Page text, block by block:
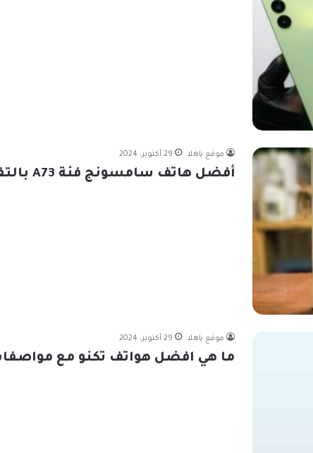
موقع ياهلا 29 أكتوبر، 2024
أفضل هاتف سامسونج فئة A73 بالتفصيل
موقع ياهلا 29 أكتوبر، 2024
ما هي افضل هواتف تكنو مع مواصفات 4